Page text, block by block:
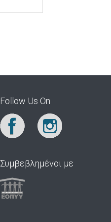
Follow Us On
Συμβεβλημένοι με